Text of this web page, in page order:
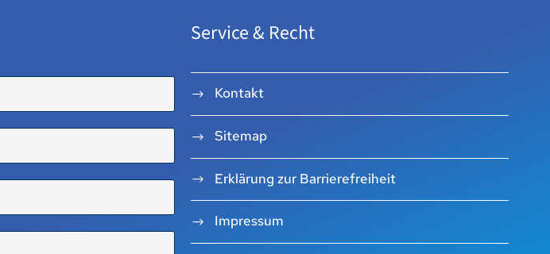
Service & Recht
Kontakt
Sitemap
Erklärung zur Barrierefreiheit
Impressum